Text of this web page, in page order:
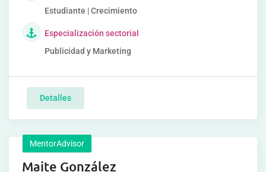
Estudiante | Crecimiento
Especialización sectorial
Publicidad y Marketing
Detalles
MentorAdvisor
Maite González